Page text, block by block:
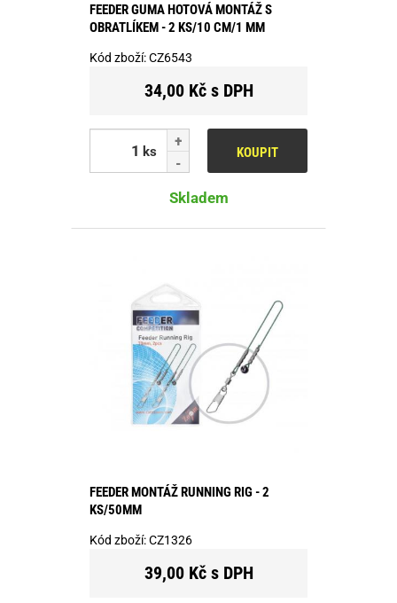
FEEDER GUMA HOTOVÁ MONTÁŽ S
OBRATLÍKEM - 2 KS/10 CM/1 MM
Kód zboží:CZ6543
34,00 Kč s DPH
ks KOUPIT
Skladem
FEEDER MONTÁŽ RUNNING RIG - 2
KS/50MM
Kód zboží:CZ1326
39,00 Kč s DPH